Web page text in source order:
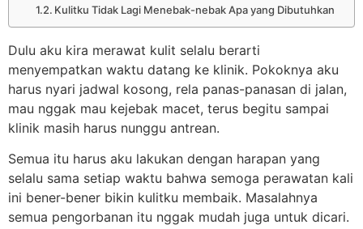
Kulitku Tidak Lagi Menebak-nebak Apa yang Dibutuhkan
Dulu aku kira merawat kulit selalu berarti
menyempatkan waktu datang ke klinik. Pokoknya aku
harus nyari jadwal kosong, rela panas-panasan di jalan,
mau nggak mau kejebak macet, terus begitu sampai
klinik masih harus nunggu antrean.
Semua itu harus aku lakukan dengan harapan yang
selalu sama setiap waktu bahwa semoga perawatan kali
ini bener-bener bikin kulitku membaik. Masalahnya
semua pengorbanan itu nggak mudah juga untuk dicari.